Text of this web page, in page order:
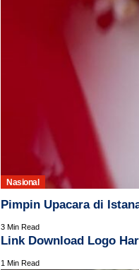
Nasional
Pimpin Upacara di
3 Min Read
Link Download Logo
1 Min Read